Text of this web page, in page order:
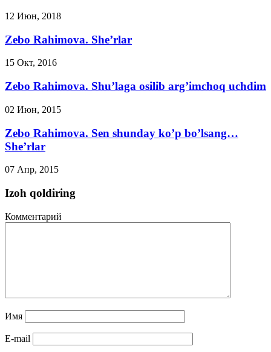
12 Июн, 2018
Zebo Rahimova. She’rlar
15 Окт, 2016
Zebo Rahimova. Shu’laga osilib arg’imchoq uchdim
02 Июн, 2015
Zebo Rahimova. Sen shunday ko’p bo’lsang…
She’rlar
07 Апр, 2015
Izoh qoldiring
Комментарий
Имя
E-mail